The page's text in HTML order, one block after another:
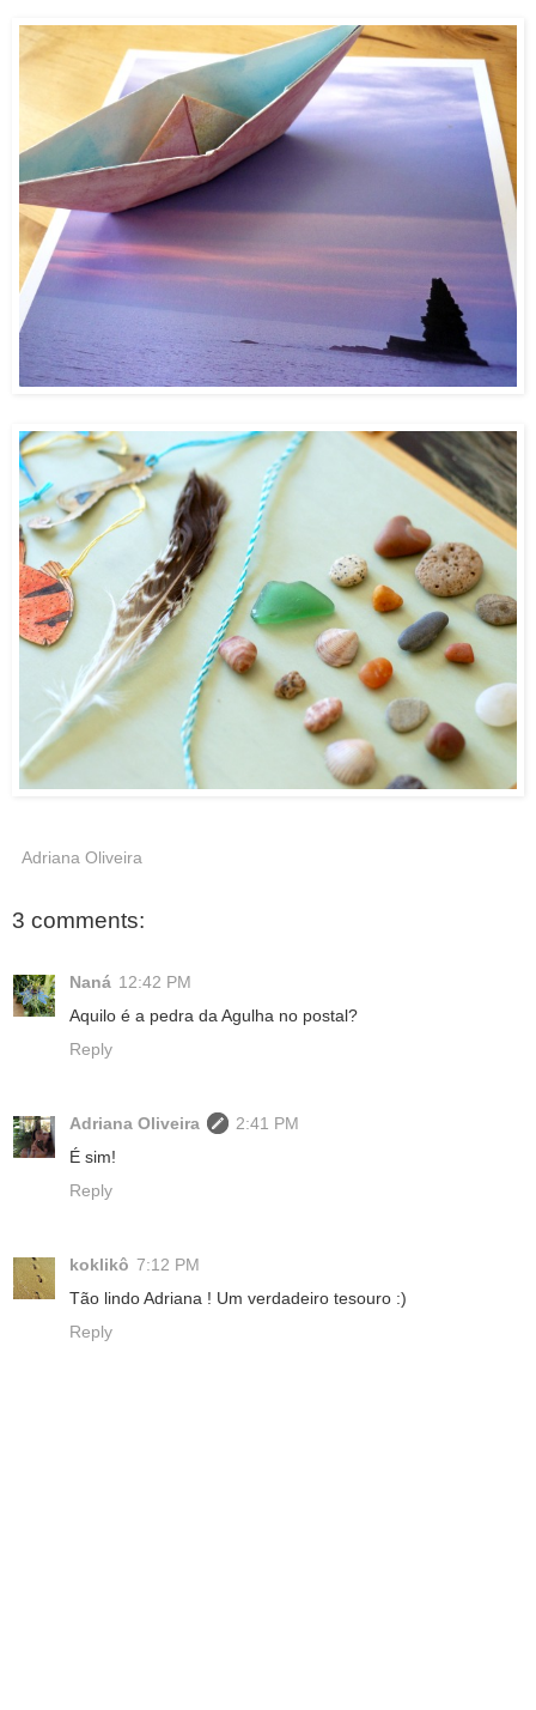
Adriana Oliveira
3 comments:
Naná 12:42 PM
Aquilo é a pedra da Agulha no postal?
Reply
Adriana Oliveira
2:41 PM
É sim!
Reply
koklikô 7:12 PM
Tão lindo Adriana ! Um verdadeiro tesouro :)
Reply